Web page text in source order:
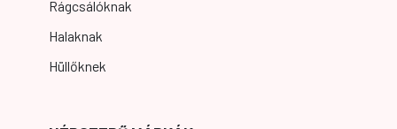
Rágcsálóknak
Halaknak
Hüllőknek